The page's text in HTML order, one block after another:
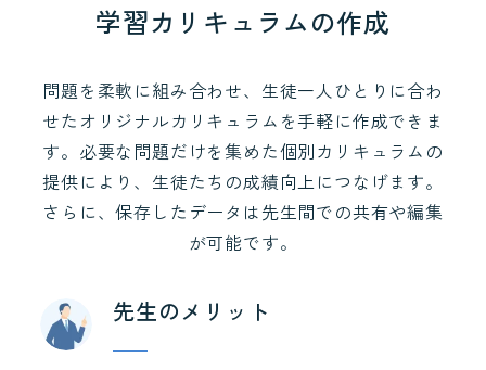
学習カリキュラムの作成
問題を柔軟に組み合わせ、生徒一人ひとりに合わ
せたオリジナルカリキュラムを手軽に作成できま
す。必要な問題だけを集めた個別カリキュラムの
提供により、生徒たちの成績向上につなげます。
さらに、保存したデータは先生間での共有や編集
が可能です。
先生のメリット